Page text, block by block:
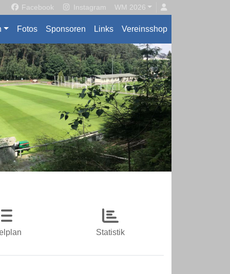
Facebook Instagram WM 2026
Fotos Sponsoren Links Vereinsshop
Statistik